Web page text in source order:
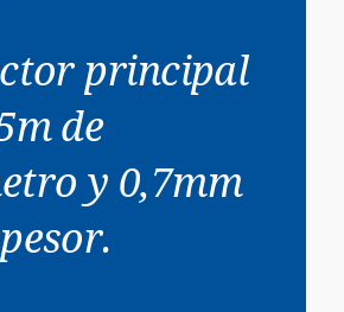
principal
de
y 0,7mm